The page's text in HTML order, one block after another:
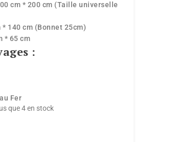
cm * 200 cm (Taille universelle
140 cm (Bonnet 25cm)
* 65 cm
:
Fer
que 4 en stock